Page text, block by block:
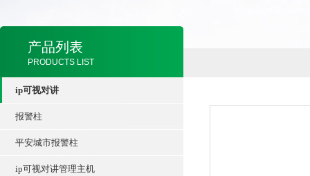
产品列表
PRODUCTS LIST
ip可视对讲
报警柱
平安城市报警柱
ip可视对讲管理主机